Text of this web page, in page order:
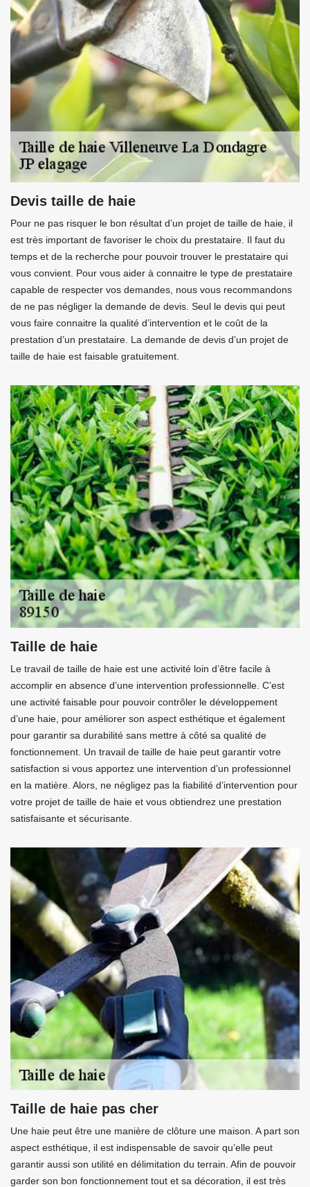
Devis taille de haie
Pour ne pas risquer le bon résultat d’un projet de taille de haie, il
est très important de favoriser le choix du prestataire. Il faut du
temps et de la recherche pour pouvoir trouver le prestataire qui
vous convient. Pour vous aider à connaitre le type de prestataire
capable de respecter vos demandes, nous vous recommandons
de ne pas négliger la demande de devis. Seul le devis qui peut
vous faire connaitre la qualité d’intervention et le coût de la
prestation d’un prestataire. La demande de devis d’un projet de
taille de haie est faisable gratuitement.
Taille de haie
Le travail de taille de haie est une activité loin d’être facile à
accomplir en absence d’une intervention professionnelle. C’est
une activité faisable pour pouvoir contrôler le développement
d’une haie, pour améliorer son aspect esthétique et également
pour garantir sa durabilité sans mettre à côté sa qualité de
fonctionnement. Un travail de taille de haie peut garantir votre
satisfaction si vous apportez une intervention d’un professionnel
en la matière. Alors, ne négligez pas la fiabilité d’intervention pour
votre projet de taille de haie et vous obtiendrez une prestation
satisfaisante et sécurisante.
Taille de haie pas cher
Une haie peut être une manière de clôture une maison. A part son
aspect esthétique, il est indispensable de savoir qu’elle peut
garantir aussi son utilité en délimitation du terrain. Afin de pouvoir
garder son bon fonctionnement tout et sa décoration, il est très